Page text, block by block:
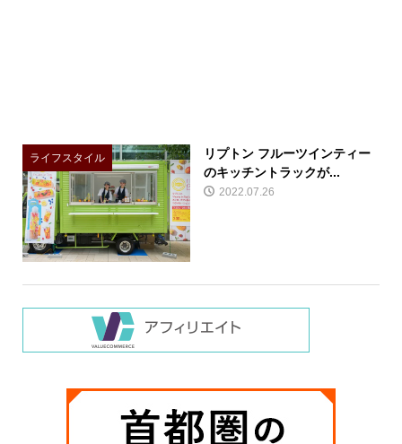
ライフスタイル
リプトン フルーツインティー
のキッチントラックが...
2022.07.26